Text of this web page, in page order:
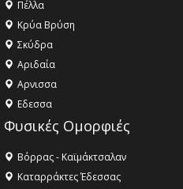
Πέλλα
Κρύα Βρύση
Σκύδρα
Αριδαία
Aρνισσα
Eδεσσα
Φυσικές Ομορφιές
Βόρρας - Καϊμάκτσαλαν
Καταρράκτες Έδεσσας